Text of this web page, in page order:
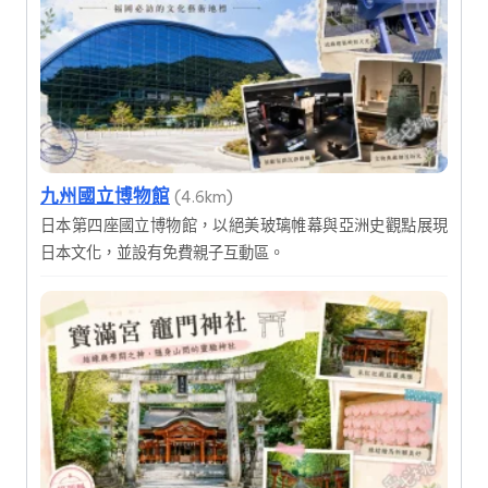
九州國立博物館 (4.6km)
日本第四座國立博物館，以絕美玻璃帷幕與亞洲史觀點展現
日本文化，並設有免費親子互動區。